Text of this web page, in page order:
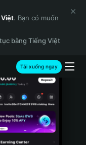
. Bạn có muốn
bằng Tiếng Việt
Tải xuống ngay